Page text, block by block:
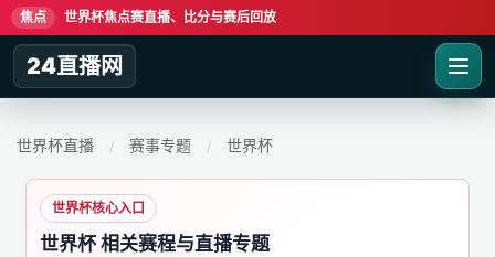
焦点 世界杯焦点赛直播、比分与赛后回放
24直播网
世界杯直播 / 赛事专题 / 世界杯
世界杯核心入口
世界杯 相关赛程与直播专题